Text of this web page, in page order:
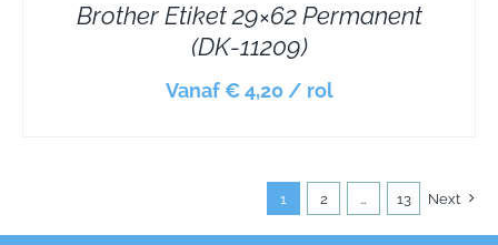
Brother Etiket 29×62 Permanent
(DK-11209)
Vanaf € 4,20 / rol
1 2 … 13 Next